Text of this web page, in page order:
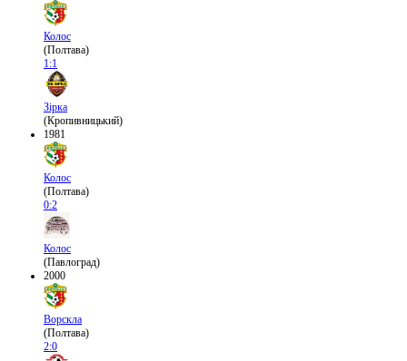
Колос
(Полтава)
1:1
Зірка
(Кропивницький)
1981
Колос
(Полтава)
0:2
Колос
(Павлоград)
2000
Ворскла
(Полтава)
2:0